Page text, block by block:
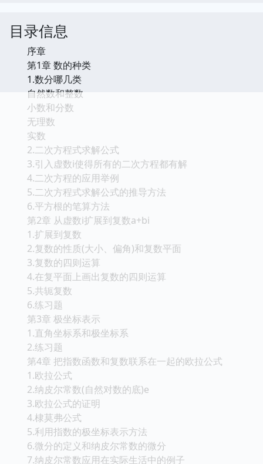
目录信息
序章
第1章 数的种类
1.数分哪几类
自然数和整数
小数和分数
无理数
实数
2.二次方程式求解公式
3.引入虚数i使得所有的二次方程都有解
4.二次方程的应用举例
5.二次方程式求解公式的推导方法
6.平方根的笔算方法
第2章 从虚数i扩展到复数a+bi
1.扩展到复数
2.复数的性质(大小、偏角)和复数平面
3.复数的四则运算
4.在复平面上画出复数的四则运算
5.共轭复数
6.练习题
第3章 极坐标表示
1.直角坐标系和极坐标系
2.练习题
第4章 把指数函数和复数联系在一起的欧拉公式
1.欧拉公式
2.纳皮尔常数(自然对数的底)e
3.欧拉公式的证明
4.棣莫弗公式
5.利用指数的极坐标表示方法
6.微分的定义和纳皮尔常数的微分
7.纳皮尔常数应用在实际生活中的例子